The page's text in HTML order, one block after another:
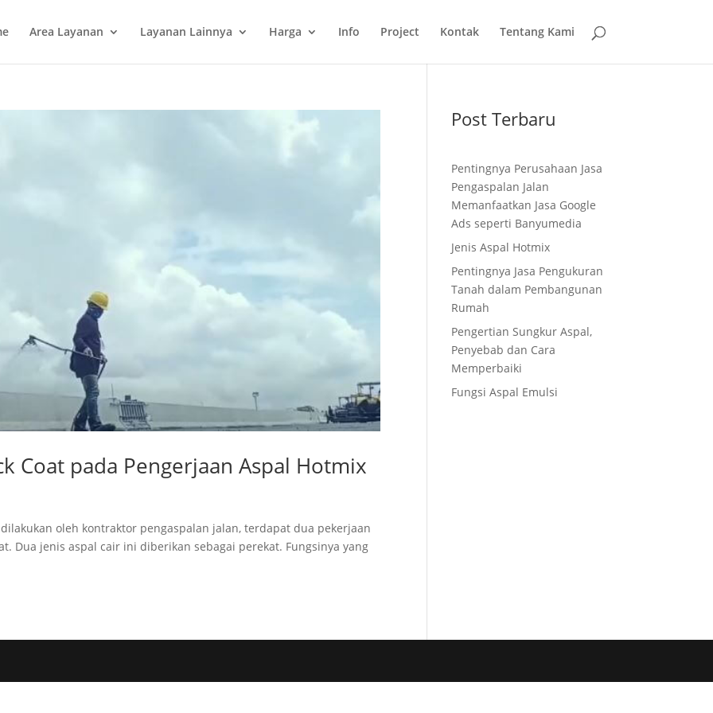
Area Layanan Layanan Lainnya Harga Info Project Kontak Tentang Kami
Coat pada Pengerjaan Aspal Hotmix
oleh kontraktor pengaspalan jalan, terdapat dua pekerjaan
Dua jenis aspal cair ini diberikan sebagai perekat. Fungsinya yang
Post Terbaru
Pentingnya Perusahaan Jasa
Pengaspalan Jalan
Memanfaatkan Jasa Google
Ads seperti Banyumedia
Jenis Aspal Hotmix
Pentingnya Jasa Pengukuran
Tanah dalam Pembangunan
Rumah
Pengertian Sungkur Aspal,
Penyebab dan Cara
Memperbaiki
Fungsi Aspal Emulsi